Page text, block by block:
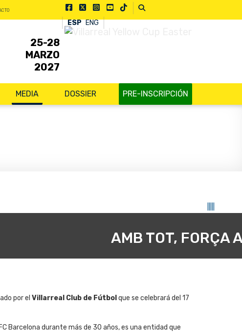
ESP ENG
25-28
MARZO
2027
MEDIA DOSSIER PRE-INSCRIPCIÓN
AMB TOT, FORÇA
por el Villarreal Club de Fútbol que se celebrará del 17
Barcelona durante más de 30 años, es una entidad que